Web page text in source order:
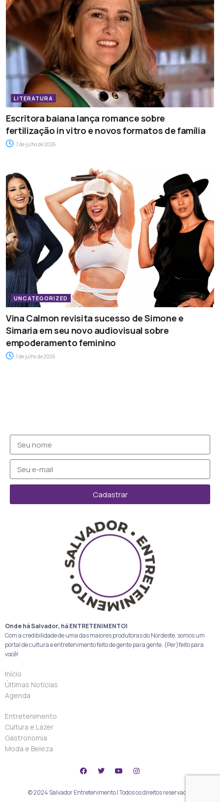
LITERATURA
Escritora baiana lança romance sobre
fertilização in vitro e novos formatos de família
7 de julho de 2026
UNCATEGORIZED
Vina Calmon revisita sucesso de Simone e
Simaria em seu novo audiovisual sobre
empoderamento feminino
1 de julho de 2026
Cadastrar
Onde há Salvador, há ENTRETENIMENTO!
Com a credibilidade de uma das maiores produtoras do Nordeste, somos um
portal de cultura e entretenimento feito de gente para gente. (Per)feito para
você!
Início
Últimas Notícias
Agenda
Entretenimento
Cultura e Lazer
Gastronomia
Moda e Beleza
© 2024 Salvador Entretenimento | Todos os direitos reservados